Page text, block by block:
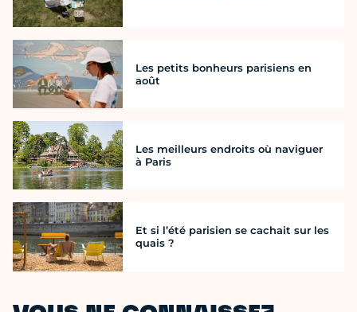
Les petits bonheurs parisiens en
août
Les meilleurs endroits où naviguer
à Paris
Et si l’été parisien se cachait sur les
quais ?